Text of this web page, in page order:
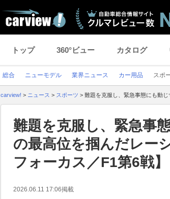
トップ 360°ビュー カタログ
総合 ニューモデル 業界ニュース カー用品 スポ
carview! > ニュース > スポーツ > 難題を克服し、緊急事態にも動
難題を克服し、緊急事
の最高位を掴んだレー
フォーカス／F1第6戦】
2026.06.11 17:06掲載